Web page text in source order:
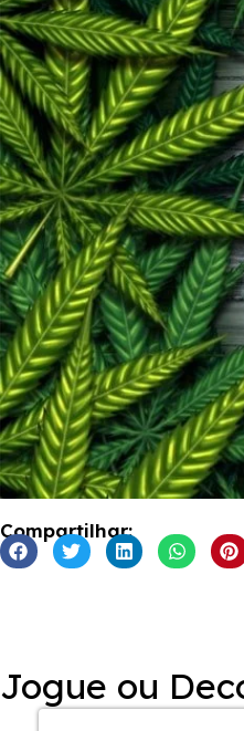
Compartilhar:
Jogue ou